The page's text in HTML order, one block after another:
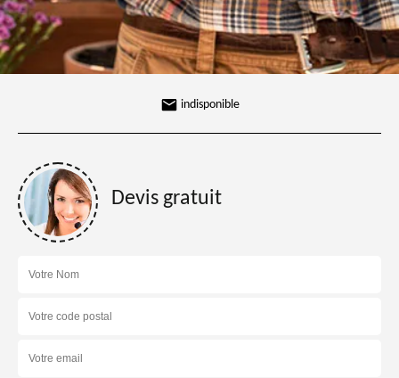
indisponible
Devis gratuit